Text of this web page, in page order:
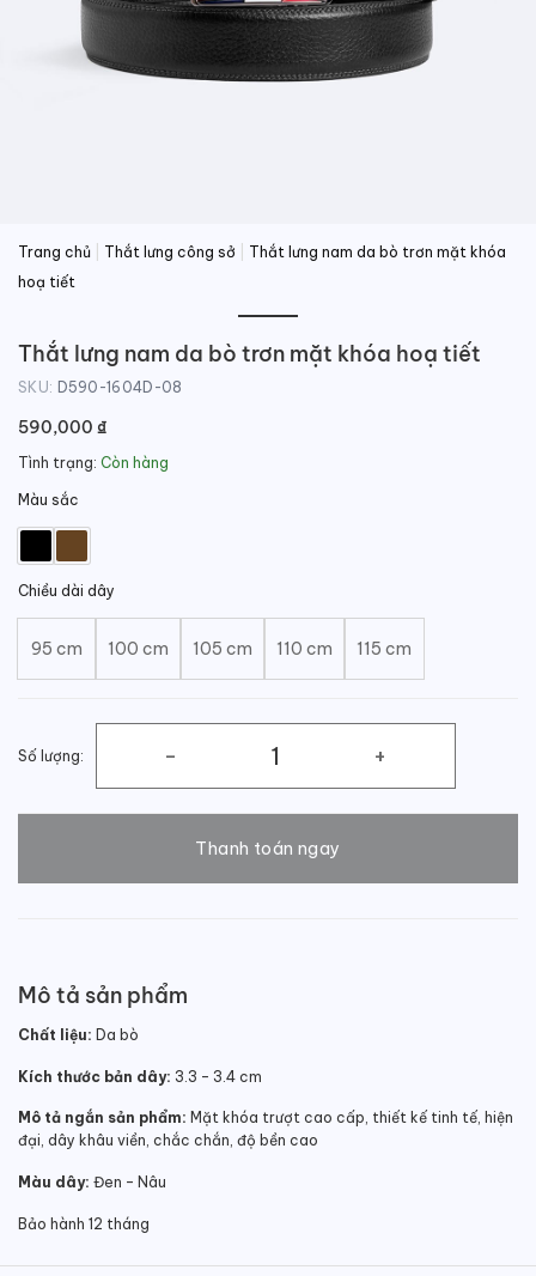
Trang chủ Thắt lưng công sở
Thắt lưng nam da bò trơn mặt khóa
hoạ tiết
Thắt lưng nam da bò trơn mặt khóa hoạ tiết
SKU: D590-1604D-08
590,000 ₫
Tình trạng: Còn hàng
Màu sắc
Chiều dài dây
95 cm 100 cm 105 cm 110 cm 115 cm
Số lượng:
Thắt lưng nam da bò trơn mặt khóa hoạ tiết số lượng
Thanh toán ngay
Mô tả sản phẩm
Chất liệu: Da bò
Kích thước bản dây: 3.3 – 3.4 cm
Mô tả ngắn sản phẩm: Mặt khóa trượt cao cấp, thiết kế tinh tế, hiện
đại, dây khâu viền, chắc chắn, độ bền cao
Màu dây: Đen – Nâu
Bảo hành 12 tháng